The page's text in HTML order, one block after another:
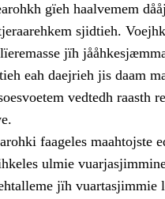
gïeh haalvemem
sjidtieh.
jïh
eah daejrieh jis daam
vedtedh raasth
faageles maahtojste
ulmie
jïh